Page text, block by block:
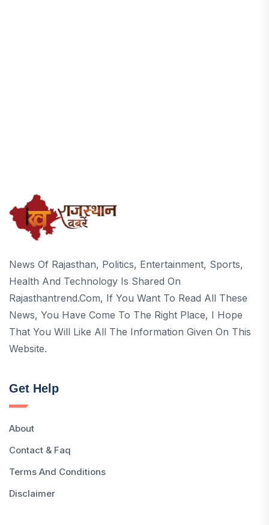
News Of Rajasthan, Politics, Entertainment, Sports,
Health And Technology Is Shared On
Rajasthantrend.com, If You Want To Read All These
News, You Have Come To The Right Place, I Hope
That You Will Like All The Information Given On This
Website.
Get Help
About
Contact & Faq
Terms And Conditions
Disclaimer